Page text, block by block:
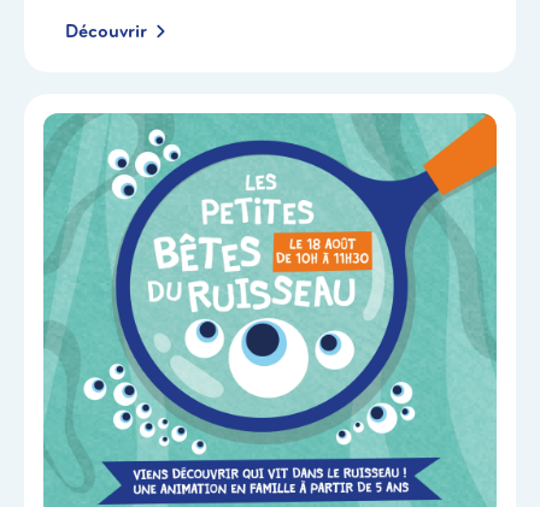
Découvrir